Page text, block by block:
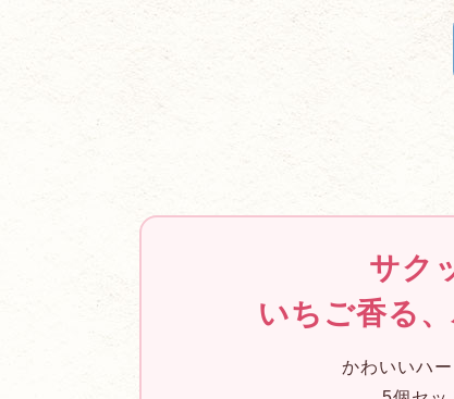
サク
いちご香る
かわいいハ